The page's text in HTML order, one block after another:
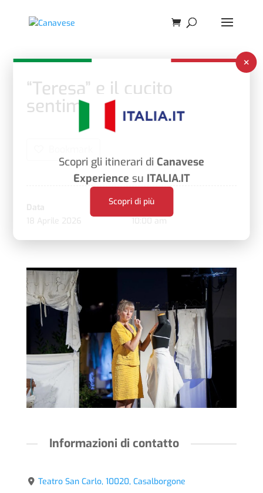
“Teresa” e il cucito
sentimentale
Ora
Informazioni di contatto
Teatro San Carlo, 10020, Casalborgone
×
Scopri gli itinerari di Canavese
Experience su ITALIA.IT
Scopri di più